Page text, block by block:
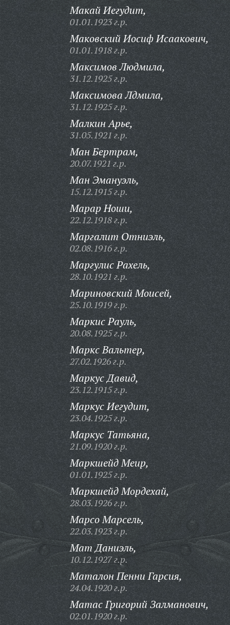
Макай Иегудит,
01.01.1923 г.р.
Маковский Иосиф Исаакович,
01.01.1918 г.р.
Максимов Людмила,
31.12.1925 г.р.
Максимова Лдмила,
31.12.1925 г.р.
Малкин Арье,
31.05.1921 г.р.
Ман Бертрам,
20.07.1921 г.р.
Ман Эмануэль,
15.12.1915 г.р.
Марар Ноши,
22.12.1918 г.р.
Маргалит Отниэль,
02.08.1916 г.р.
Маргулис Рахель,
28.10.1921 г.р.
Мариновский Моисей,
25.10.1919 г.р.
Маркис Рауль,
20.08.1925 г.р.
Маркс Вальтер,
27.02.1926 г.р.
Маркус Давид,
23.12.1915 г.р.
Маркус Иегудит,
23.04.1925 г.р.
Маркус Татьяна,
21.09.1920 г.р.
Маркшейд Меир,
01.01.1925 г.р.
Маркшейд Мордехай,
28.03.1926 г.р.
Марсо Марсель,
22.03.1923 г.р.
Мат Даниэль,
10.12.1927 г.р.
Маталон Пенни Гарсия,
24.04.1920 г.р.
Матас Григорий Залманович,
02.01.1920 г.р.